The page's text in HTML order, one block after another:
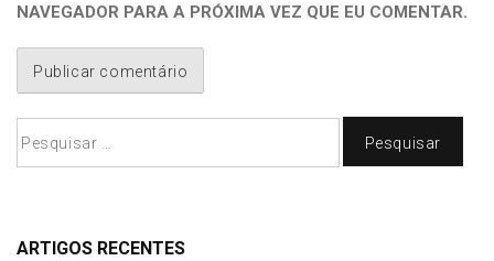
NAVEGADOR PARA A PRÓXIMA VEZ QUE EU COMENTAR.
ARTIGOS RECENTES